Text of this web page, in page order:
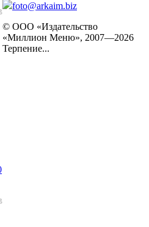
foto@arkaim.biz
© ООО «Издательство
«Миллион Меню», 2007—2026
Терпение...